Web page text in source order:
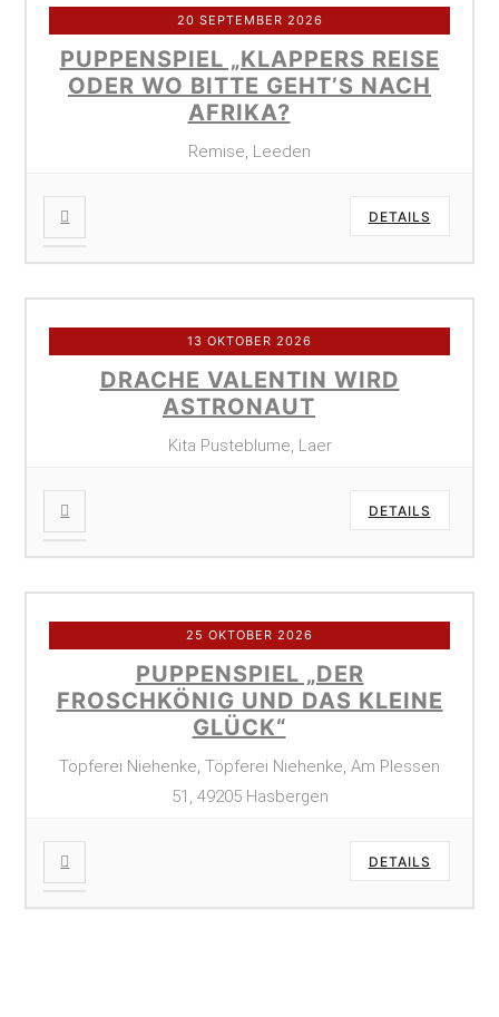
20 SEPTEMBER 2026
PUPPENSPIEL „KLAPPERS REISE
ODER WO BITTE GEHT’S NACH
AFRIKA?
Remise, Leeden
DETAILS
13 OKTOBER 2026
DRACHE VALENTIN WIRD
ASTRONAUT
Kita Pusteblume, Laer
DETAILS
25 OKTOBER 2026
PUPPENSPIEL „DER
FROSCHKÖNIG UND DAS KLEINE
GLÜCK“
Töpferei Niehenke, Töpferei Niehenke, Am Plessen
51, 49205 Hasbergen
DETAILS